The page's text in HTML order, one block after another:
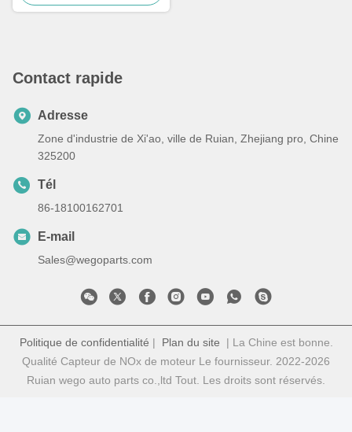
1506003
Contact rapide
Adresse
Zone d'industrie de Xi'ao, ville de Ruian, Zhejiang pro, Chine
325200
Tél
86-18100162701
E-mail
Sales@wegoparts.com
Politique de confidentialité | Plan du site | La Chine est bonne.
Qualité Capteur de NOx de moteur Le fournisseur. 2022-2026
Ruian wego auto parts co.,ltd Tout. Les droits sont réservés.